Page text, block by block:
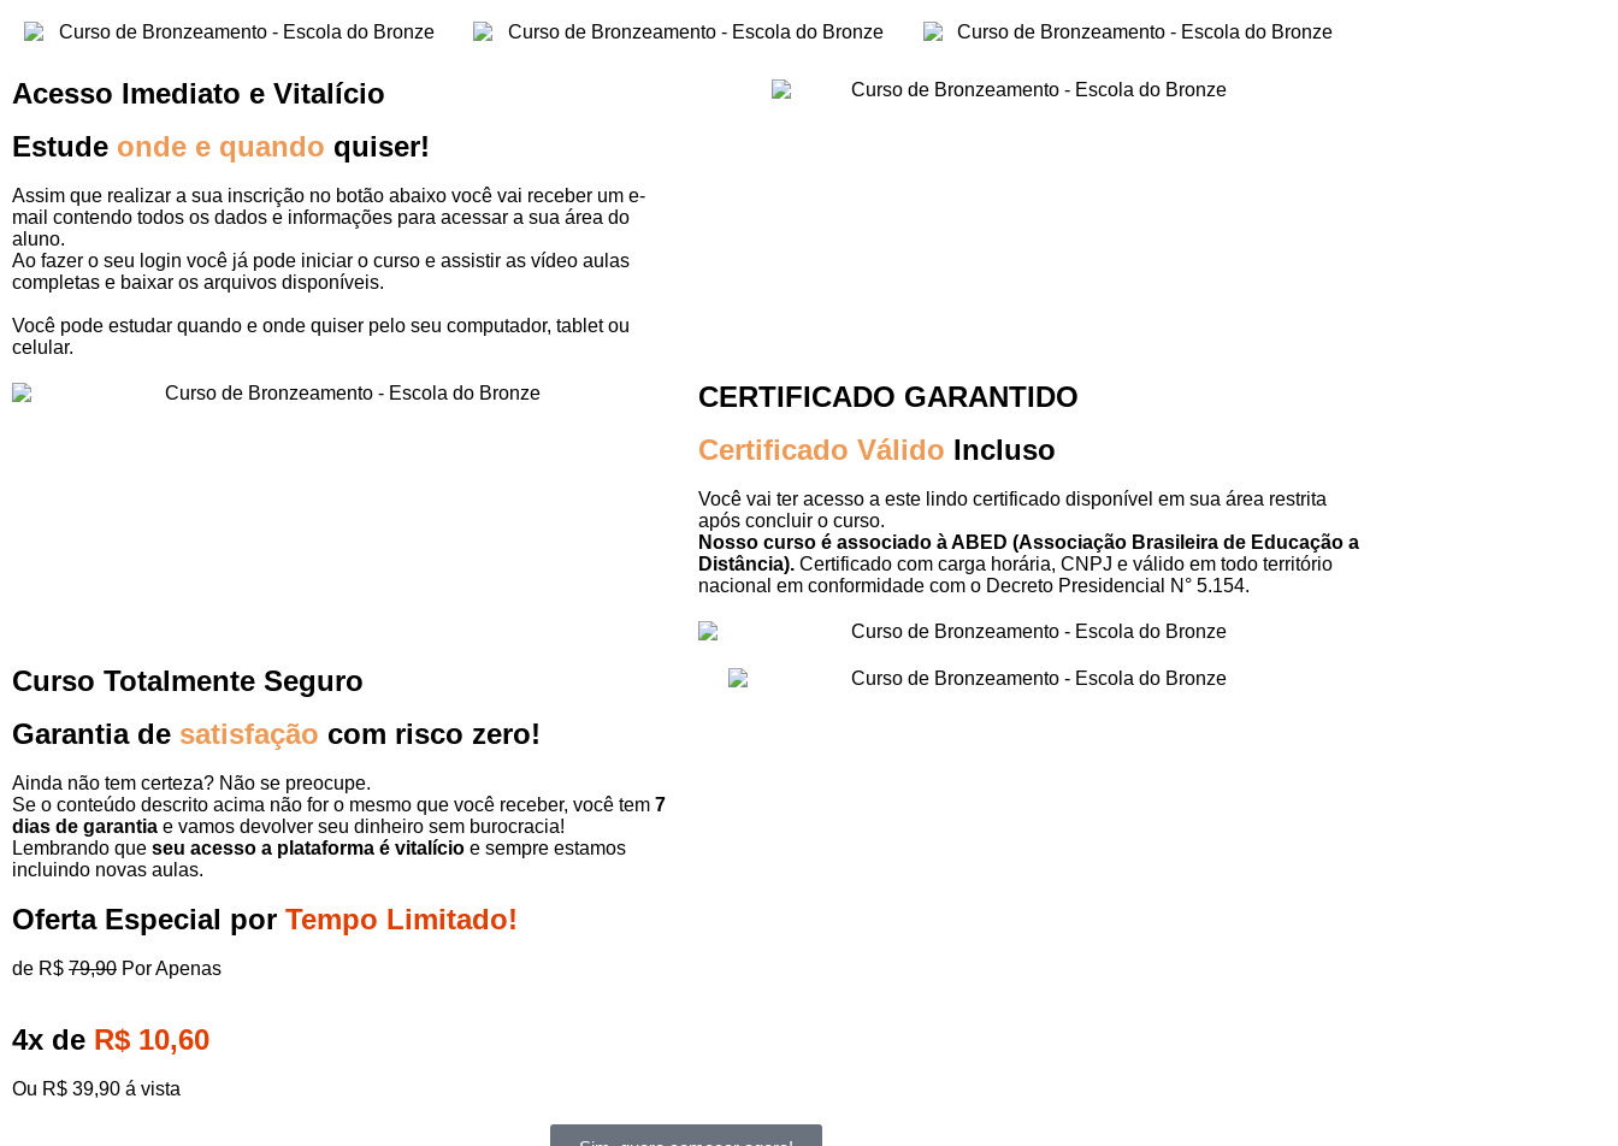
Acesso Imediato e Vitalício
Estude onde e quando quiser!
Assim que realizar a sua inscrição no botão abaixo você vai receber um e-
mail contendo todos os dados e informações para acessar a sua área do
aluno.
Ao fazer o seu login você já pode iniciar o curso e assistir as vídeo aulas
completas e baixar os arquivos disponíveis.
Você pode estudar quando e onde quiser pelo seu computador, tablet ou
celular.
CERTIFICADO GARANTIDO
Certificado Válido Incluso
Você vai ter acesso a este lindo certificado disponível em sua área restrita
após concluir o curso.
Nosso curso é associado à ABED (Associação Brasileira de Educação a
Distância). Certificado com carga horária, CNPJ e válido em todo território
nacional em conformidade com o Decreto Presidencial N° 5.154.
Curso Totalmente Seguro
Garantia de satisfação com risco zero!
Ainda não tem certeza? Não se preocupe.
Se o conteúdo descrito acima não for o mesmo que você receber, você tem 7
dias de garantia e vamos devolver seu dinheiro sem burocracia!
Lembrando que seu acesso a plataforma é vitalício e sempre estamos
incluindo novas aulas.
Oferta Especial por Tempo Limitado!
de R$ 79,90 Por Apenas
4x de R$ 10,60
Ou R$ 39,90 á vista